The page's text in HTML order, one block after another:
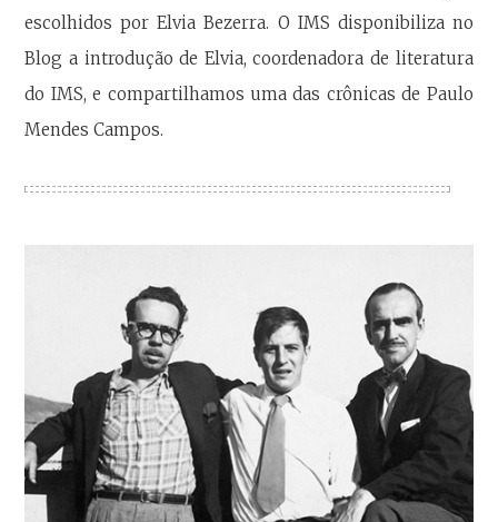
escolhidos por Elvia Bezerra. O IMS disponibiliza no
Blog a introdução de Elvia, coordenadora de literatura
do IMS, e compartilhamos uma das crônicas de Paulo
Mendes Campos.